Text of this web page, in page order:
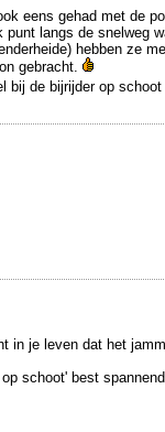
eens gehad met de
langs de snelweg
hebben ze
gebracht.
bij de bijrijder op schoot
in je leven dat het
schoot' best